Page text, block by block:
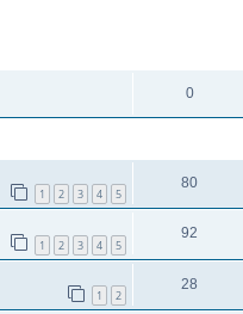
0
1 2 3 4 5
80
1 2 3 4 5
92
1 2
28